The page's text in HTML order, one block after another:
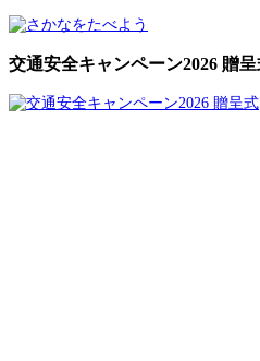
交通安全キャンペーン2026 贈